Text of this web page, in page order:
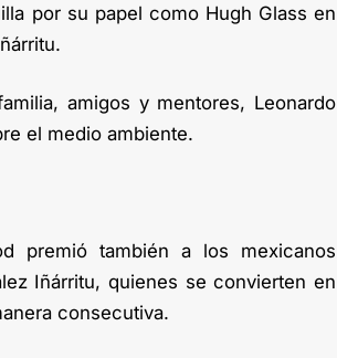
por su papel como Hugh Glass en
amigos y mentores, Leonardo
el medio ambiente.
premió también a los mexicanos
Iñárritu, quienes se convierten en
consecutiva.